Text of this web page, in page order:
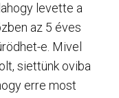
levette a
az 5 éves
e. Mivel
siettünk oviba
erre most